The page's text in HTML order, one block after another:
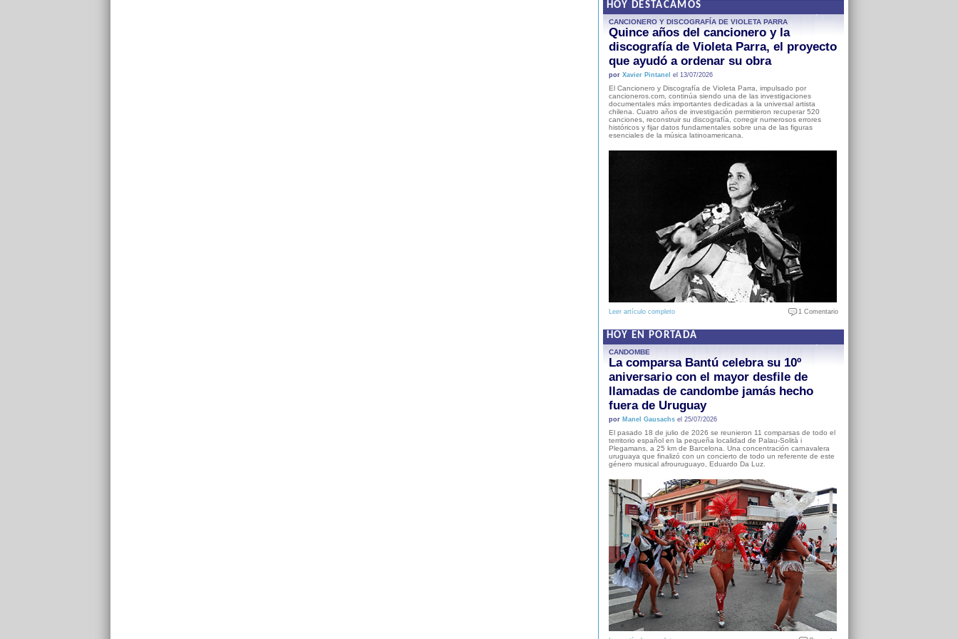
HOY DESTACAMOS
CANCIONERO Y DISCOGRAFÍA DE VIOLETA PARRA
Quince años del cancionero y la
discografía de Violeta Parra, el proyecto
que ayudó a ordenar su obra
por Xavier Pintanel el 13/07/2026
El Cancionero y Discografía de Violeta Parra, impulsado por
cancioneros.com, continúa siendo una de las investigaciones
documentales más importantes dedicadas a la universal artista
chilena. Cuatro años de investigación permitieron recuperar 520
canciones, reconstruir su discografía, corregir numerosos errores
históricos y fijar datos fundamentales sobre una de las figuras
esenciales de la música latinoamericana.
Leer artículo completo 1 Comentario
HOY EN PORTADA
CANDOMBE
La comparsa Bantú celebra su 10º
aniversario con el mayor desfile de
llamadas de candombe jamás hecho
fuera de Uruguay
por Manel Gausachsel 25/07/2026
El pasado 18 de julio de 2026 se reunieron 11 comparsas de todo el
territorio español en la pequeña localidad de Palau-Solità i
Plegamans, a 25 km de Barcelona. Una concentración carnavalera
uruguaya que finalizó con un concierto de todo un referente de este
género musical afrouruguayo, Eduardo Da Luz.